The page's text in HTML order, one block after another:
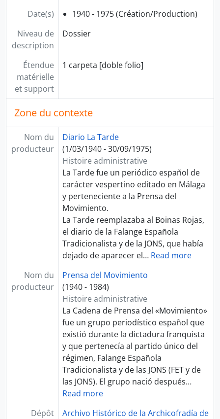
Date(s)
1940 - 1975 (Création/Production)
Niveau de
description
Dossier
Étendue
matérielle
et support
1 carpeta [doble folio]
Zone du contexte
Nom du
producteur
Diario La Tarde
(1/03/1940 - 30/09/1975)
Histoire administrative
La Tarde fue un periódico español de
carácter vespertino editado en Málaga
y perteneciente a la Prensa del
Movimiento.​
La Tarde reemplazaba al Boinas Rojas,​
el diario de la Falange Española
Tradicionalista y de la JONS, que había
dejado de aparecer el… Read more
Nom du
producteur
Prensa del Movimiento
(1940 - 1984)
Histoire administrative
La Cadena de Prensa del «Movimiento»​
fue un grupo periodístico español que
existió durante la dictadura franquista
y que pertenecía al partido único del
régimen, Falange Española
Tradicionalista y de las JONS (FET y de
las JONS). El grupo nació después…
Read more
Dépôt
Archivo Histórico de la Archicofradía de